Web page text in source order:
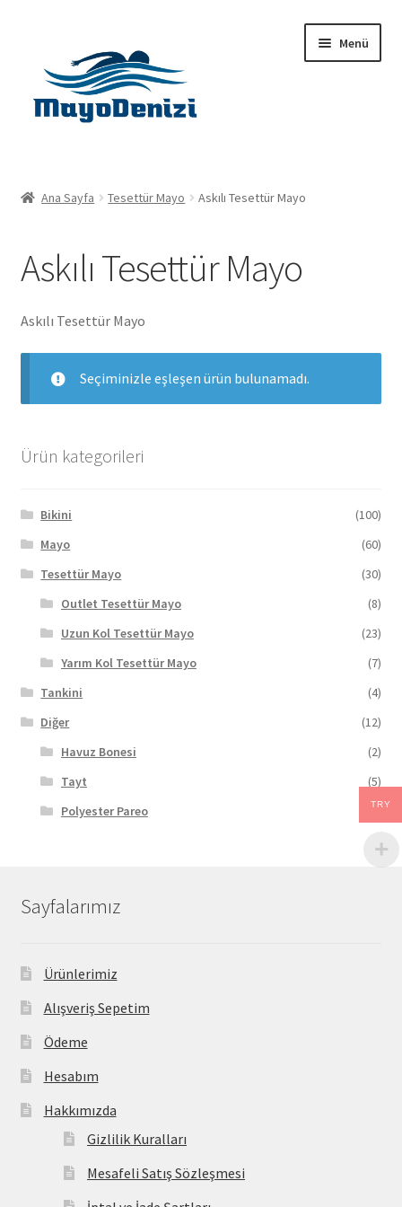
Menü
Hakkımızda
İletişim
Ana Sayfa Tesettür Mayo Askılı Tesettür Mayo
Askılı Tesettür Mayo
Askılı Tesettür Mayo
Seçiminizle eşleşen ürün bulunamadı.
Ürün kategorileri
Bikini
(100)
Mayo
(60)
Tesettür Mayo
(30)
Outlet Tesettür Mayo
(8)
Uzun Kol Tesettür Mayo
(23)
Yarım Kol Tesettür Mayo
(7)
Tankini
(4)
Diğer
(12)
Havuz Bonesi
(2)
Tayt
(5)
Polyester Pareo
(5)
Sayfalarımız
Ürünlerimiz
Alışveriş Sepetim
Ödeme
Hesabım
Hakkımızda
Gizlilik Kuralları
Mesafeli Satış Sözleşmesi
TRY